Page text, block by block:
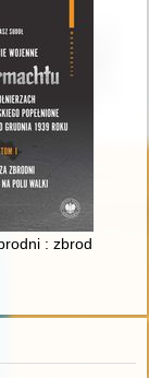
: zbrodnie na